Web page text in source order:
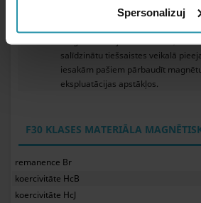
Spersonalizuj
salīdzinātu tiešsaistes veikalā
iesakām pašiem pārbaudīt
ekspluatācijas apstākļos.
F30 KLASES MATERIĀLA
remanence Br
koercivitāte HcB
koercivitāte HcJ